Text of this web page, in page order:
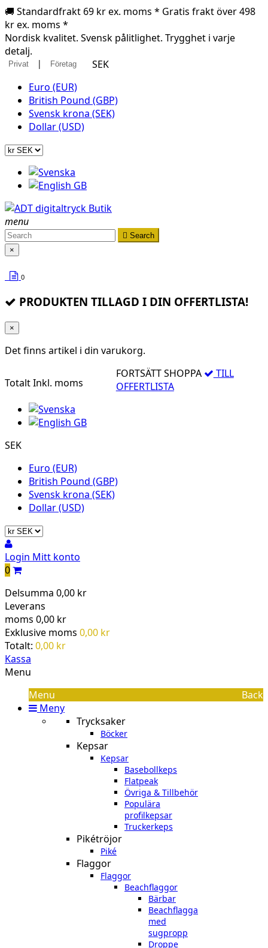
🚚 Standardfrakt 69 kr ex. moms * Gratis frakt över 498
kr ex. moms *
Nordisk kvalitet. Svensk pålitlighet. Trygghet i varje
detalj.
Privat | Företag
SEK
Euro (EUR)
British Pound (GBP)
Svensk krona (SEK)
Dollar (USD)
menu
 Search
×
0
PRODUKTEN TILLAGD I DIN OFFERTLISTA!
×
Det finns artikel i din varukorg.
TotaltInkl. moms
FORTSÄTT SHOPPA
TILL
OFFERTLISTA
SEK
Euro (EUR)
British Pound (GBP)
Svensk krona (SEK)
Dollar (USD)
Login Mitt konto
0
Delsumma 0,00 kr
Leverans
moms 0,00 kr
Exklusive moms 0,00 kr
Totalt: 0,00 kr
Kassa
Menu
Menu
Back
Meny
Trycksaker
Böcker
Kepsar
Kepsar
Basebollkeps
Flatpeak
Övriga & Tillbehör
Populära
profilkepsar
Truckerkeps
Pikétröjor
Piké
Flaggor
Flaggor
Beachflaggor
Bärbar
Beachflagga
med
sugpropp
Droppe